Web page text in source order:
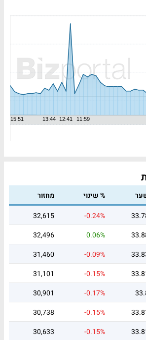
% שינוי
מחזור
-0.24%
32,615
0.06%
32,496
-0.09%
31,460
-0.15%
31,101
-0.17%
30,901
-0.15%
30,738
-0.15%
30,633